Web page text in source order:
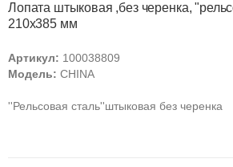
Лопата штыковая ,без черенка,
210х385 мм
Артикул: 100038809
Модель: CHINA
''Рельсовая сталь''штыковая без черенка